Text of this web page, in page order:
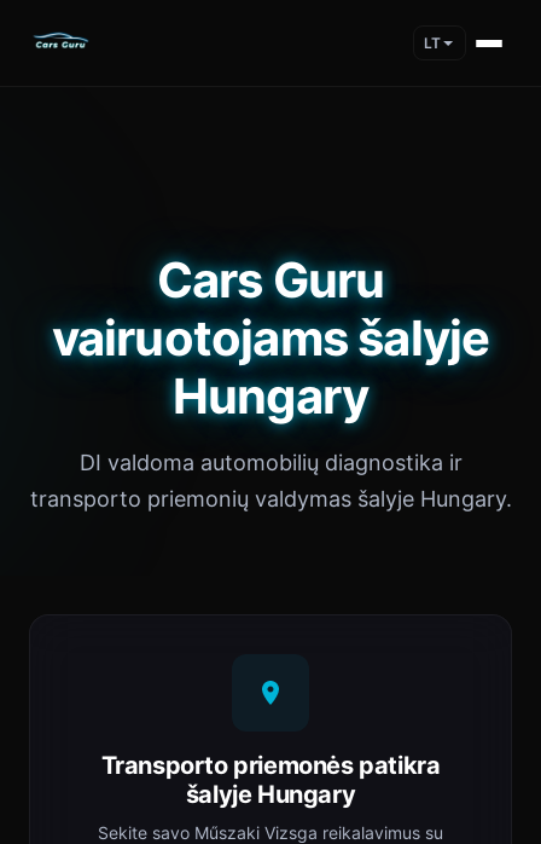
LT
Cars Guru
vairuotojams šalyje
Hungary
DI valdoma automobilių diagnostika ir
transporto priemonių valdymas šalyje Hungary.
Transporto priemonės patikra
šalyje Hungary
Sekite savo Műszaki Vizsga reikalavimus su